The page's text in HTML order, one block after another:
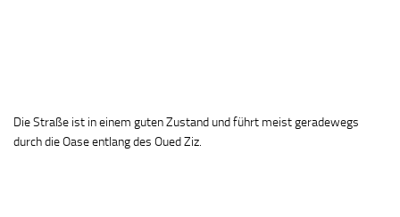
Die Straße ist in einem guten Zustand und führt meist geradewegs
durch die Oase entlang des Oued Ziz.